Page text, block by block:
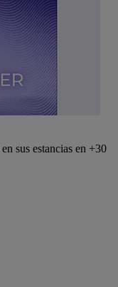
en sus estancias en +30